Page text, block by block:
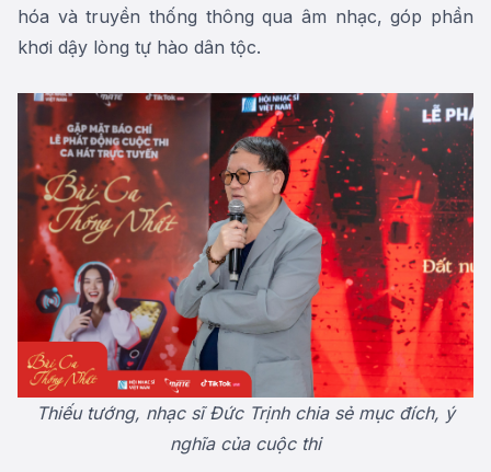
hóa và truyền thống thông qua âm nhạc, góp phần
khơi dậy lòng tự hào dân tộc.
Thiếu tướng, nhạc sĩ Đức Trịnh chia sẻ mục đích, ý
nghĩacủa cuộc thi